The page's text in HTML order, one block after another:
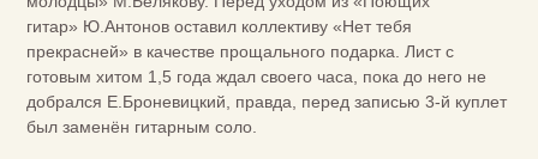
гитар» Ю.Антонов оставил коллективу «Нет тебя
прекрасней» в качестве прощального подарка. Лист с
готовым хитом 1,5 года ждал своего часа, пока до него не
добрался Е.Броневицкий, правда, перед записью 3-й куплет
был заменён гитарным соло.